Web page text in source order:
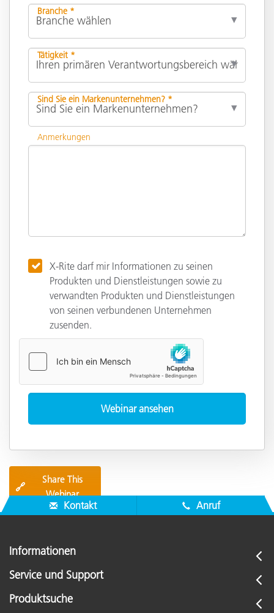
Branche *
Tätigkeit *
Sind Sie ein Markenunternehmen? *
Anmerkungen
X-Rite darf mir Informationen zu seinen
Produkten und Dienstleistungen sowie zu
verwandten Produkten und Dienstleistungen
von seinen verbundenen Unternehmen
zusenden.
🔗
Share This
Webinar
Kontakt Anruf
Informationen
Service und Support
Produktsuche